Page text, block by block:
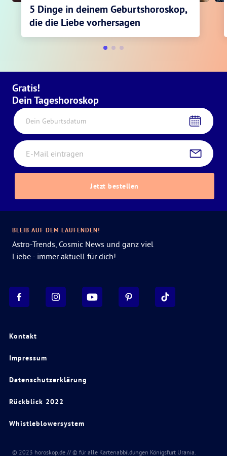
5 Dinge in deinem Geburtshoroskop,
die die Liebe vorhersagen
Gratis!
Dein Tageshoroskop
Dein Geburtsdatum
Jetzt bestellen
Kontakt
Impressum
Datenschutzerklärung
Rückblick 2022
Whistleblowersystem
BLEIB AUF DEM LAUFENDEN!
Astro-Trends, Cosmic News und ganz viel
Liebe - immer aktuell für dich!
© 2023 horoskop.de // © für alle Kartenabbildungen Königsfurt Urania.